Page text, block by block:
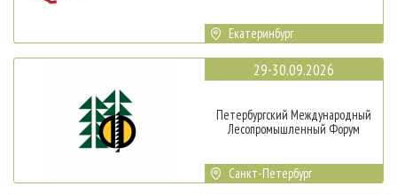
Екатеринбург
29-30.09.2026
Петербургский Международный
Лесопромышленный Форум
Санкт-Петербург